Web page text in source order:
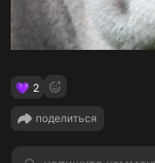
2
поделиться